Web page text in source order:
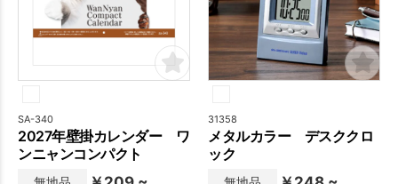
SA-340
2027年壁掛カレンダー ワ
ンニャンコンパクト
31358
メタルカラー デスククロ
ック